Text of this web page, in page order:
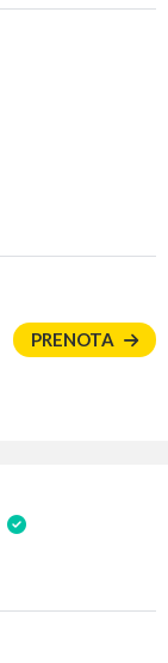
PRENOTA